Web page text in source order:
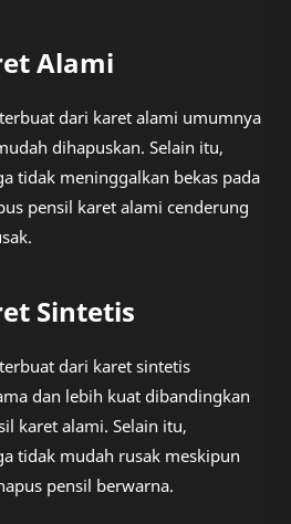
Alami
dari karet alami umumnya
dihapuskan. Selain itu,
tidak meninggalkan bekas pada
pensil karet alami cenderung
Sintetis
dari karet sintetis
dan lebih kuat dibandingkan
karet alami. Selain itu,
tidak mudah rusak meskipun
pensil berwarna.